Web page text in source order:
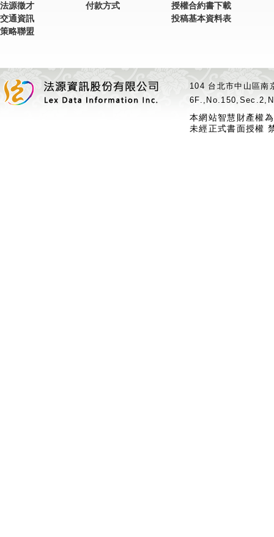
法源徵才
交通資訊
策略聯盟
付款方式
授權合約書下載
投稿基本資料表
104 台北市中山區
本網站智慧財產權
未經正式書面授權